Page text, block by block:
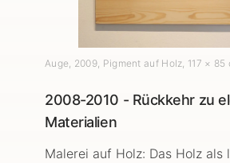
Auge, 2009, Pigment auf Holz, 117 × 85
2008-2010 - Rückkehr zu
Materialien
Malerei auf Holz: Das Holz als